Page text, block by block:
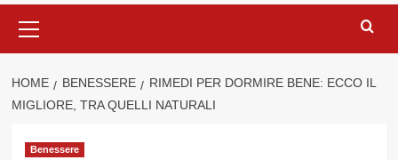
principale
HOME BENESSERE
RIMEDI PER DORMIRE BENE: ECCO IL
MIGLIORE, TRA QUELLI NATURALI
Benessere